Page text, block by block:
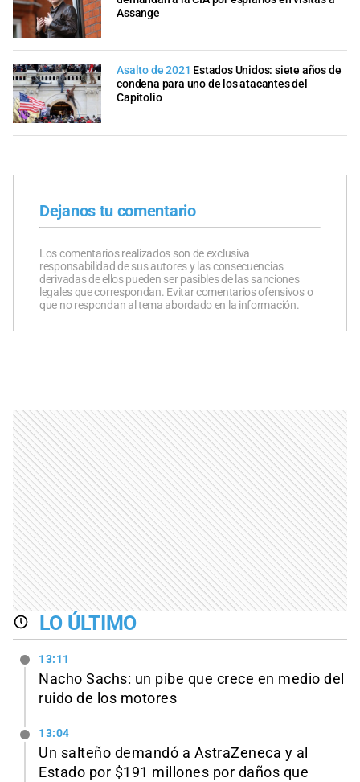
Assange
Asalto de 2021 Estados Unidos: siete años de
condena para uno de los atacantes del
Capitolio
Dejanos tu comentario
Los comentarios realizados son de exclusiva
responsabilidad de sus autores y las consecuencias
derivadas de ellos pueden ser pasibles de las sanciones
legales que correspondan. Evitar comentarios ofensivos o
que no respondan al tema abordado en la información.
LO ÚLTIMO
13:11
Nacho Sachs: un pibe que crece en medio del
ruido de los motores
13:04
Un salteño demandó a AstraZeneca y al
Estado por $191 millones por daños que